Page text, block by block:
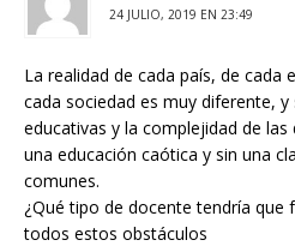
24 JULIO, 2019 EN 23:49
La realidad de cada país, de cada
cada sociedad es muy diferente,
educativas y la complejidad de
una educación caótica y sin una
comunes.
¿Qué tipo de docente tendría que
todos estos obstáculos